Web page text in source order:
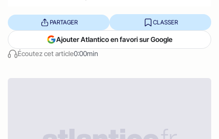
Écoutez cet article0:00min
PARTAGER CLASSER
Ajouter Atlantico en favori sur Google